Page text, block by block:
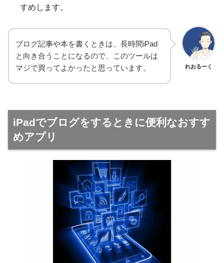
すめします。
れおるーく
ブログ記事や本を書くときは、長時間iPad
と向き合うことになるので、このツールは
マジで買ってよかったと思っています。
iPadでブログをするときに便利なおすす
めアプリ